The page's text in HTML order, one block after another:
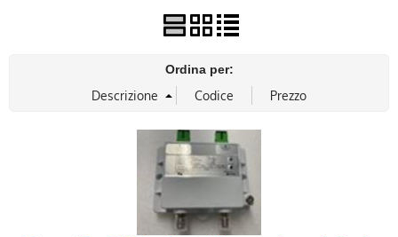
Prodotti
Corsi
ASSISTENZA
Certificazioni
PROMO ATTIVE
Ordina per: